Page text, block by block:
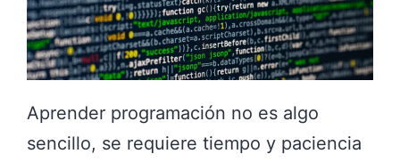
Aprender programación no es algo
sencillo, se requiere tiempo y paciencia